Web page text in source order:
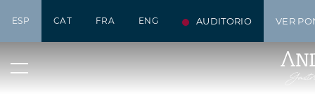
ESP CAT FRA ENG AUDITORIO VER